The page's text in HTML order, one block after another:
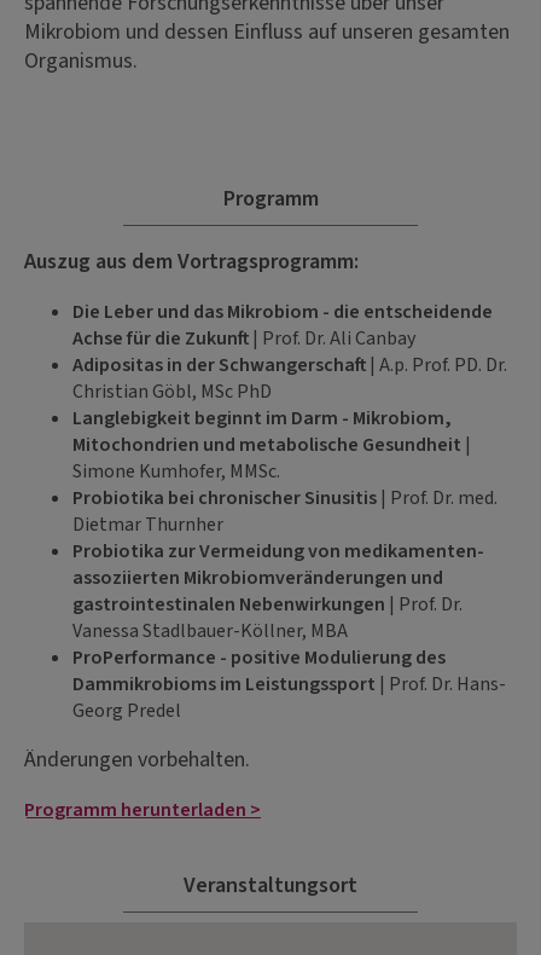
Mikrobiom und dessen Einfluss auf unseren gesamten
Organismus.
Programm
Auszug aus dem Vortragsprogramm:
Die Leber und das Mikrobiom - die entscheidende
Achse für die Zukunft| Prof. Dr. Ali Canbay
Adipositas in der Schwangerschaft| A.p. Prof. PD. Dr.
Christian Göbl, MSc PhD
Langlebigkeit beginnt im Darm - Mikrobiom,
Mitochondrien und metabolische Gesundheit |
Simone Kumhofer, MMSc.
Probiotika bei chronischer Sinusitis| Prof. Dr. med.
Dietmar Thurnher
Probiotika zur Vermeidung von medikamenten-
assoziierten Mikrobiomveränderungen und
gastrointestinalen Nebenwirkungen | Prof. Dr.
Vanessa Stadlbauer-Köllner, MBA
ProPerformance - positive Modulierung des
Dammikrobioms im Leistungssport | Prof. Dr. Hans-
Georg Predel
Änderungen vorbehalten.
Programm herunterladen >
Veranstaltungsort